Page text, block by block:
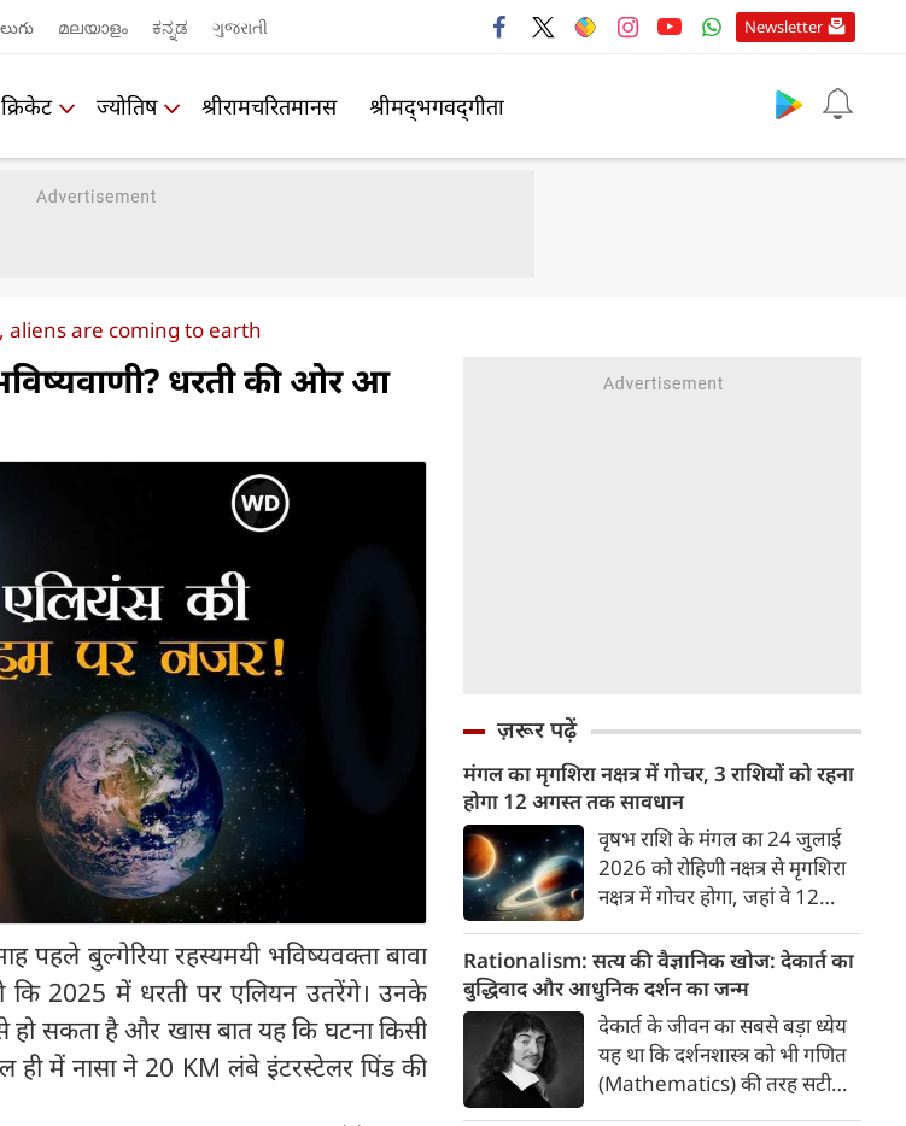
മലയാളം ಕನ್ನಡ ગુજરાતી Newsletter
क्रिकेट ज्योतिष श्रीरामचरितमानस श्रीमद्‍भगवद्‍गीता
aliens are coming to earth
धरती की ओर आ
बुल्गेरिया रहस्यमयी भविष्यवक्ता बावा
कि 2025 में धरती पर एलियन उतरेंगे। उनके
हो सकता है और खास बात यह कि घटना किसी
में नासा ने 20 KM लंबे इंटरस्टेलर पिंड की
ज़रूर पढ़ें
मंगल का मृगशिरा नक्षत्र में गोचर, 3 राशियों को रहना
होगा 12 अगस्त तक सावधान
वृषभ राशि के मंगल का 24 जुलाई
2026 को रोहिणी नक्षत्र से मृगशिरा
नक्षत्र में गोचर होगा, जहां वे 12
परिवर्तन के चलते 3 राशि के लोगों
को 12 अगस्त तक रहना होगा
सावधान। चलिए जानते हैं कि किन
राशि 3 राशियों को रहना होगा
सावधान।
Rationalism: सत्य की वैज्ञानिक खोज: देकार्त का
बुद्धिवाद और आधुनिक दर्शन का जन्म
देकार्त के जीवन का सबसे बड़ा ध्येय
यह था कि दर्शनशास्त्र को भी गणित
(Mathematics) की तरह सटीक,